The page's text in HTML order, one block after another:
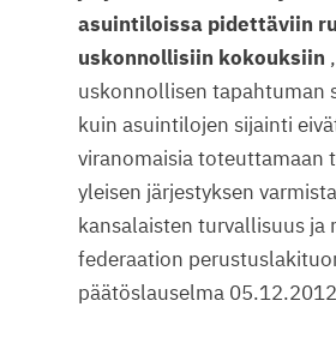
asuintiloissa pidettäviin
uskonnollisiin kokouksiin
uskonnollisen tapahtuman
kuin asuintilojen sijainti
viranomaisia toteuttamaan
yleisen järjestyksen
kansalaisten turvallisuus ja
federaation
päätöslauselma